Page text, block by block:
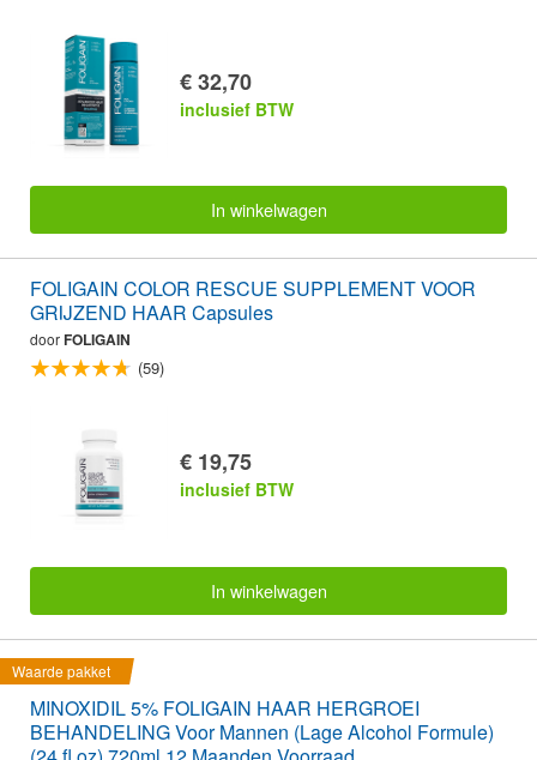
€ 32,70
inclusief BTW
In winkelwagen
FOLIGAIN COLOR RESCUE SUPPLEMENT VOOR
GRIJZEND HAAR Capsules
doorFOLIGAIN
(59)
€ 19,75
inclusief BTW
In winkelwagen
Waarde pakket
MINOXIDIL 5% FOLIGAIN HAAR HERGROEI
BEHANDELING Voor Mannen (Lage Alcohol Formule)